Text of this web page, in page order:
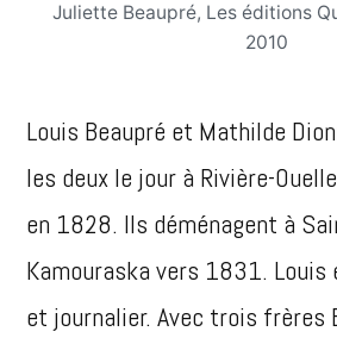
Juliette Beaupré, Les éditions
2010
Louis Beaupré et Mathilde
les deux le jour à Rivière-
en 1828. Ils déménagent à
Kamouraska vers 1831.
et journalier. Avec trois frères